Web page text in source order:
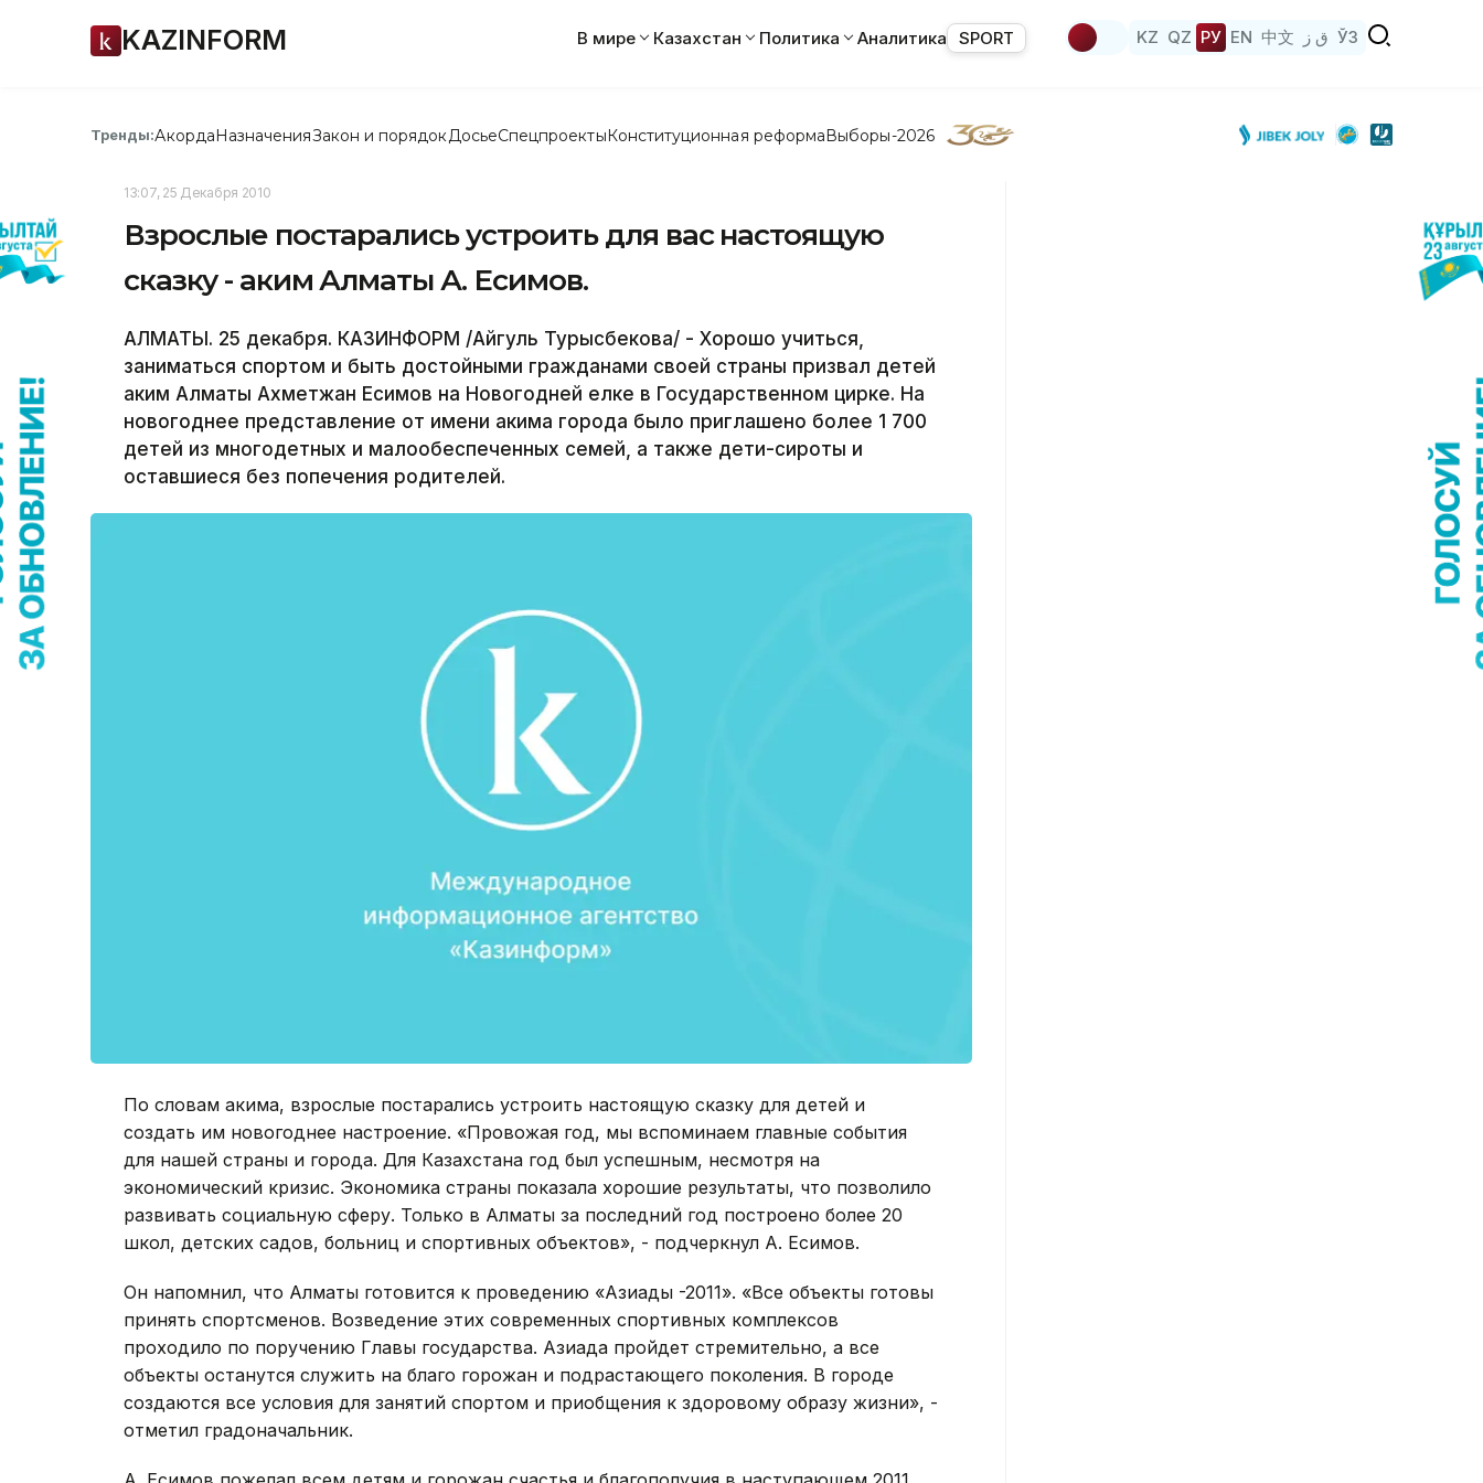
KAZINFORM В мире Казахстан Политика Аналитика SPORT KZ QZ РУ EN 中文 ق ز ЎЗ
Тренды:АкордаНазначенияЗакон и порядок ДосьеСпецпроектыКонституционная реформаВыборы-2026
13:07, 25 Декабря 2010
Взрослые постарались устроить для вас настоящую
сказку - аким Алматы А. Есимов.
АЛМАТЫ. 25 декабря. КАЗИНФОРМ /Айгуль Турысбекова/ - Хорошо учиться,
заниматься спортом и быть достойными гражданами своей страны призвал детей
аким Алматы Ахметжан Есимов на Новогодней елке в Государственном цирке. На
новогоднее представление от имени акима города было приглашено более 1 700
детей из многодетных и малообеспеченных семей, а также дети-сироты и
оставшиеся без попечения родителей.
По словам акима, взрослые постарались устроить настоящую сказку для детей и
создать им новогоднее настроение. «Провожая год, мы вспоминаем главные события
для нашей страны и города. Для Казахстана год был успешным, несмотря на
экономический кризис. Экономика страны показала хорошие результаты, что позволило
развивать социальную сферу. Только в Алматы за последний год построено более 20
школ, детских садов, больниц и спортивных объектов», - подчеркнул А. Есимов.
Он напомнил, что Алматы готовится к проведению «Азиады -2011». «Все объекты готовы
принять спортсменов. Возведение этих современных спортивных комплексов
проходило по поручению Главы государства. Азиада пройдет стремительно, а все
объекты останутся служить на благо горожан и подрастающего поколения. В городе
создаются все условия для занятий спортом и приобщения к здоровому образу жизни», -
отметил градоначальник.